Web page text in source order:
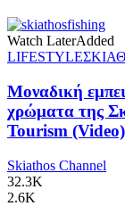
Watch LaterAdded
LIFESTYLE
Μοναδική
χρώματα της
Tourism (Video)
Skiathos Channel
32.3K
2.6K